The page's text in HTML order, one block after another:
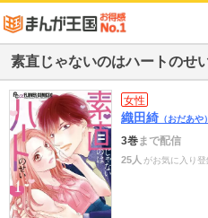
素直じゃないのはハートのせ
女性
織田綺 （おだあや）
3巻まで配信
25人 がお気に入り登